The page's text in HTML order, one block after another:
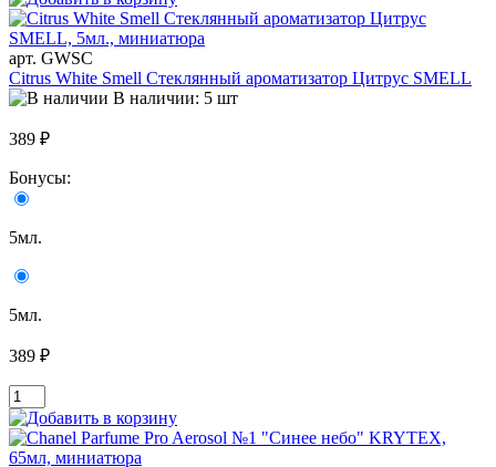
арт. GWSC
Citrus White Smell Стеклянный ароматизатор Цитрус SMELL
В наличии: 5 шт
389 ₽
Бонусы:
5мл.
5мл.
389 ₽